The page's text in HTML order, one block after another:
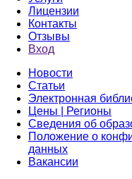
Лицензии
Контакты
Отзывы
Вход
Новости
Статьи
Электронная
Цены | Регионы
Сведения об
Положение о
данных
Вакансии